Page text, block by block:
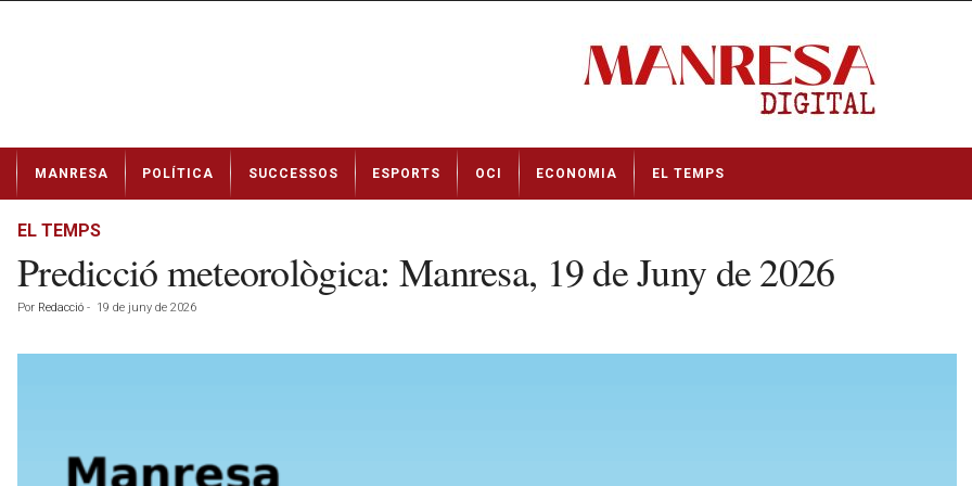
t
MANRESA POLÍTICA SUCCESSOS ESPORTS OCI ECONOMIA EL TEMPS
EL TEMPS
Predicció meteorològica: Manresa, 19 de Juny de 2026
Por Redacció - 19 de juny de 2026